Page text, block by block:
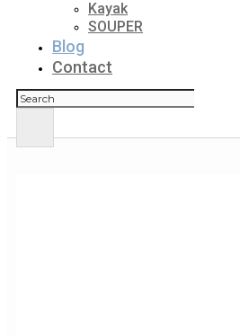
Kayak
SOUPER
Blog
Contact
Rechercher